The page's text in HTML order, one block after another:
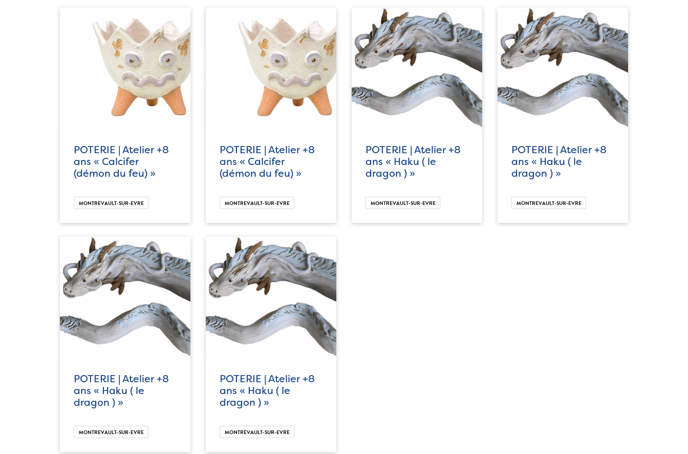
POTERIE | Atelier +8
ans « Calcifer
(démon du feu) »
MONTREVAULT-SUR-EVRE
POTERIE | Atelier +8
ans « Calcifer
(démon du feu) »
MONTREVAULT-SUR-EVRE
POTERIE | Atelier +8
ans « Haku ( le
dragon ) »
MONTREVAULT-SUR-EVRE
POTERIE | Atelier +8
ans « Haku ( le
dragon ) »
MONTREVAULT-SUR-EVRE
POTERIE | Atelier +8
ans « Haku ( le
dragon ) »
MONTREVAULT-SUR-EVRE
POTERIE | Atelier +8
ans « Haku ( le
dragon ) »
MONTREVAULT-SUR-EVRE